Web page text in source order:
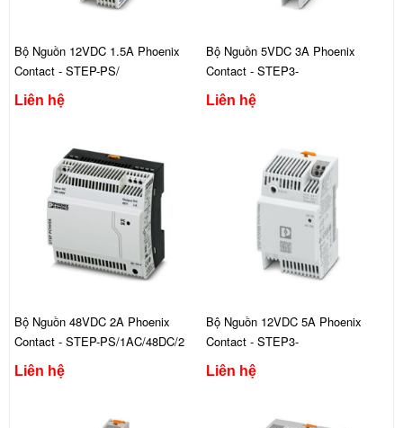
Bộ Nguồn 12VDC 1.5A Phoenix
Contact - STEP-PS/
1AC/12DC/1.5
Liên hệ
Bộ Nguồn 5VDC 3A Phoenix
Contact - STEP3-
PS/1AC/5DC/3/PT
Liên hệ
Bộ Nguồn 48VDC 2A Phoenix
Contact - STEP-PS/1AC/48DC/2
Liên hệ
Bộ Nguồn 12VDC 5A Phoenix
Contact - STEP3-
PS/1AC/12DC/5/PT
Liên hệ